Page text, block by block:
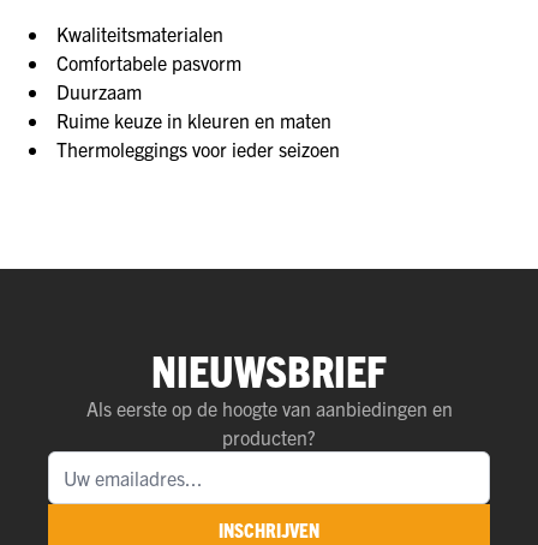
Kwaliteitsmaterialen
Comfortabele pasvorm
Duurzaam
Ruime keuze in kleuren en maten
Thermoleggings voor ieder seizoen
NIEUWSBRIEF
Als eerste op de hoogte van aanbiedingen en
producten?
INSCHRIJVEN